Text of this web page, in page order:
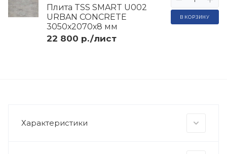
Плита TSS SMART U002
URBAN CONCRETE
3050х2070х8 мм
22 800 р./лист
В КОРЗИНУ
Характеристики